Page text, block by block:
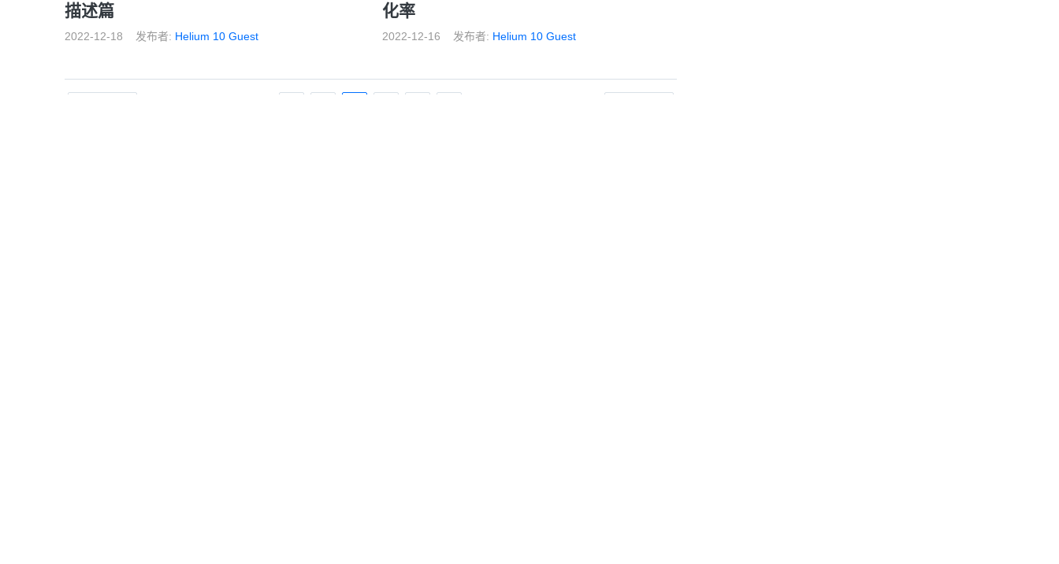
描述篇
2022-12-18 发布者: Helium 10 Guest
化率
2022-12-16 发布者: Helium 10 Guest